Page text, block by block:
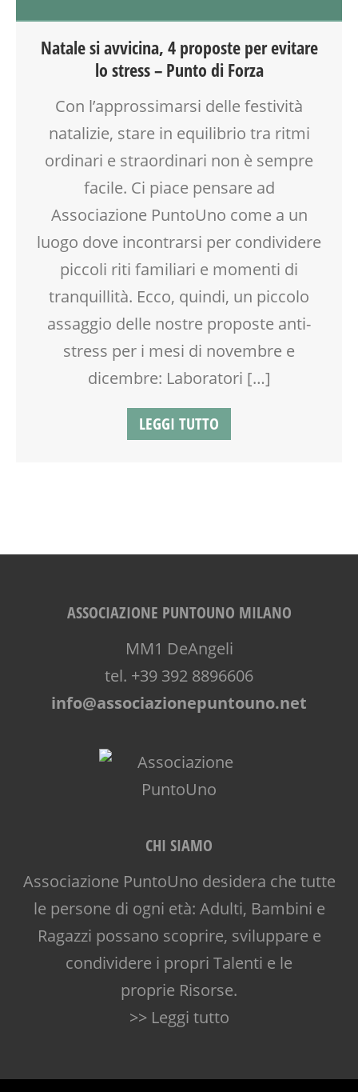
CREATIVITÀ
DOPO SCUOLA
ENGLISH
LABORATORIO
MAMME
MOOD BOX
PEDAGOGIA
RIEQUILIBRIO ENERGETICO
SOCIALIZZAZIONE
Natale si avvicina, 4 proposte per evitare
lo stress – Punto di Forza
Con l’approssimarsi delle festività
natalizie, stare in equilibrio tra ritmi
ordinari e straordinari non è sempre
facile. Ci piace pensare ad
Associazione PuntoUno come a un
luogo dove incontrarsi per condividere
piccoli riti familiari e momenti di
tranquillità. Ecco, quindi, un piccolo
assaggio delle nostre proposte anti-
stress per i mesi di novembre e
dicembre: Laboratori […]
LEGGI TUTTO
ASSOCIAZIONE PUNTOUNO MILANO
MM1 DeAngeli
tel. +39 392 8896606
info@associazionepuntouno.net
CHI SIAMO
Associazione PuntoUno desidera che tutte
le persone di ogni età: Adulti, Bambini e
Ragazzi possano scoprire, sviluppare e
condividere i propri Talenti e le
proprie Risorse.
>> Leggi tutto